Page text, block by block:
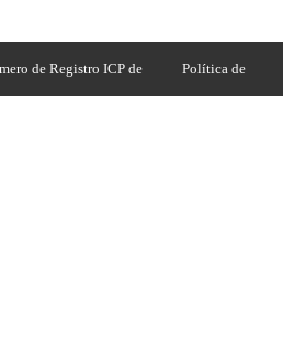
de Registro ICP de Política de